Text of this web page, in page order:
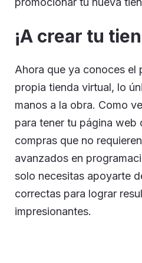
¡A crear tu
Ahora que ya conoces el
propia tienda virtual, lo
manos a la obra. Como
para tener tu página web
compras que no
avanzados en
solo necesitas apoyarte
correctas para lograr
impresionantes.